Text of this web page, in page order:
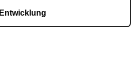
Entwicklung